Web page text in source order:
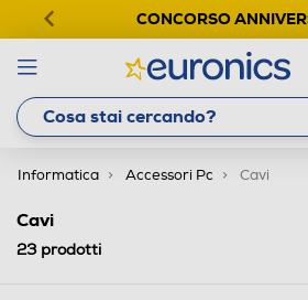
CONCORSO
Informatica Accessori Pc Cavi
Cavi
23prodotti